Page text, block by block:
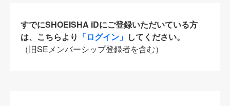
すでにSHOEISHA iDにご登録いただいている方
は、こちらより 「ログイン」 してください。
（旧SEメンバーシップ登録者を含む）